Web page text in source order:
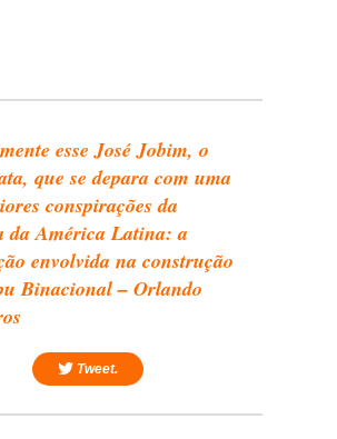
esse José Jobim, o
que se depara com uma
conspirações da
da América Latina: a
envolvida na construção
Binacional – Orlando
Tweet.